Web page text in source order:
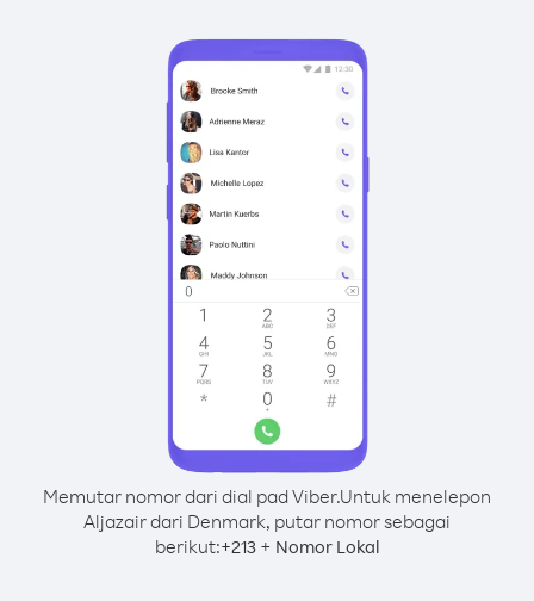
Memutar nomor dari dial pad Viber.Untuk menelepon
Aljazair dari Denmark, putar nomor sebagai
berikut:+213+ Nomor Lokal